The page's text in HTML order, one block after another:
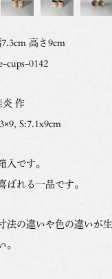
高さ9cm
cups-0142
作
S:7.1x9cm
入です。
ばれる一品です。
法の違いや色の違いが